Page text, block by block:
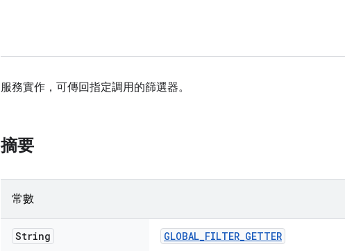
服務實作，可傳回指定調用的篩選器。
摘要
常數
String GLOBAL_FILTER_GETTER